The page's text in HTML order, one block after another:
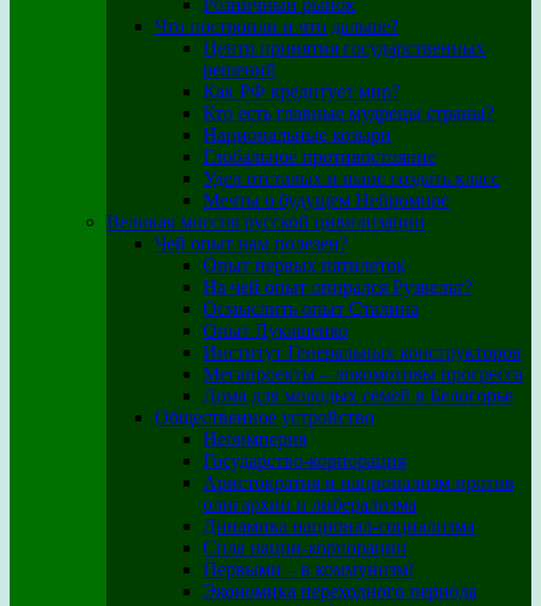
Розничный рынок
Что построили и что дальше?
Центр принятия государственных
решений
Как РФ кредитует мир?
Кто есть главные мудрецы страны?
Национальные козыри
Глобальное противостояние
Удел отсталых и шанс создать класс
Мечты о будущем Нейромире
Великая миссия русской цивилизации
Чей опыт нам полезен?
Опыт первых пятилеток
На чей опыт опирался Рузвельт?
Осмыслить опыт Сталина
Опыт Лукашенко
Институт Генеральных конструкторов
Мегапроекты – локомотивы прогресса
Дома для молодых семей в Белогорье
Общественное устройство
Неоимперия
Государство-корпорация
Аристократия и национализм против
олигархии и либерализма
Динамика национал-социализма
Сила нации-корпорации
Первыми – в коммунизм!
Экономика переходного периода